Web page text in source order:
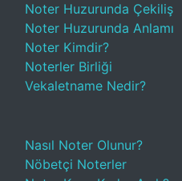
Noter Huzurunda Çekiliş
Noter Huzurunda Anlamı
Noter Kimdir?
Noterler Birliği
Vekaletname Nedir?
Nasıl Noter Olunur?
Nöbetçi Noterler